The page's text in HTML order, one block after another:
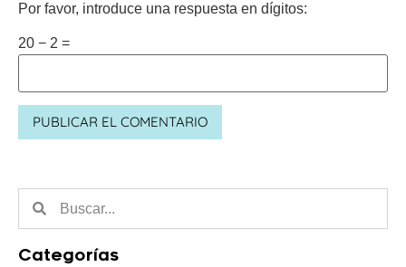
Por favor, introduce una respuesta en dígitos:
20 − 2 =
Categorías